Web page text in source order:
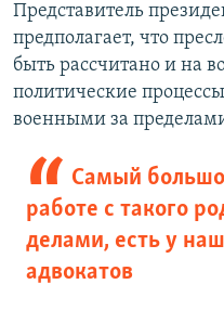
Представитель
предполагает, что
быть рассчитано и на
политические
военными за
Самый
работе с такого
делами, есть у
адвокатов